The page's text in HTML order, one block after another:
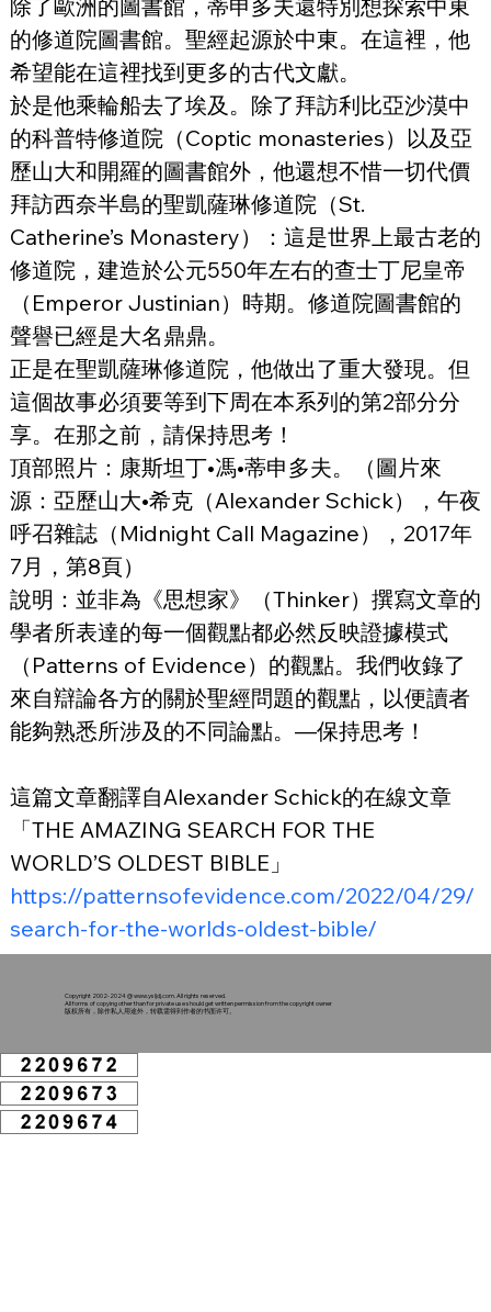
除了歐洲的圖書館，蒂申多夫還特別想探索中東
的修道院圖書館。聖經起源於中東。在這裡，他
希望能在這裡找到更多的古代文獻。
於是他乘輪船去了埃及。除了拜訪利比亞沙漠中
的科普特修道院（Coptic monasteries）以及亞
歷山大和開羅的圖書館外，他還想不惜一切代價
拜訪西奈半島的聖凱薩琳修道院（St.
Catherine’s Monastery）：這是世界上最古老的
修道院，建造於公元550年左右的查士丁尼皇帝
（Emperor Justinian）時期。修道院圖書館的
聲譽已經是大名鼎鼎。
正是在聖凱薩琳修道院，他做出了重大發現。但
這個故事必須要等到下周在本系列的第2部分分
享。在那之前，請保持思考！
頂部照片：康斯坦丁•馮•蒂申多夫。（圖片來
源：亞歷山大•希克（Alexander Schick），午夜
呼召雜誌（Midnight Call Magazine），2017年
7月，第8頁）
說明：並非為《思想家》（Thinker）撰寫文章的
學者所表達的每一個觀點都必然反映證據模式
（Patterns of Evidence）的觀點。我們收錄了
來自辯論各方的關於聖經問題的觀點，以便讀者
能夠熟悉所涉及的不同論點。—保持思考！
這篇文章翻譯自Alexander Schick的在線文章
「THE AMAZING SEARCH FOR THE
WORLD’S OLDEST BIBLE」
https://patternsofevidence.com/2022/04/29/
search-for-the-worlds-oldest-bible/
Copyright 2002-2024 @www.ysljdj.com. All rights reserved.
All forms of copying other than for private use should get written permission from the copyright owner
版权所有，除作私人用途外，转载需得到作者的书面许可。